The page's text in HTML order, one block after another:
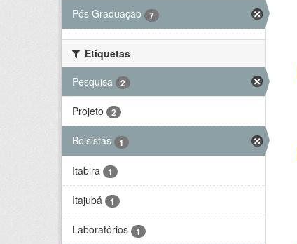
Pós Graduação
7
Etiquetas
Pesquisa
2
Projeto 2
Bolsistas 1
Itabira 1
Itajubá 1
Laboratórios 1